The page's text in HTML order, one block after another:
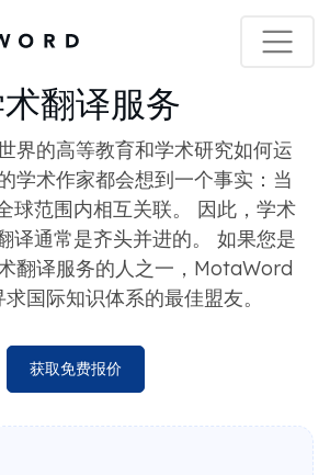
翻译服务
界的高等教育和学术研究如何运
学术作家都会想到一个事实：当
球范围内相互关联。 因此，学术
译通常是齐头并进的。 如果您是
翻译服务的人之一，MotaWord
国际知识体系的最佳盟友。
获取免费报价